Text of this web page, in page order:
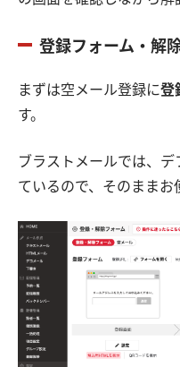
登録フォーム・解
まずは空メール登録に登
す。
ブラストメールでは、
ているので、そのままお